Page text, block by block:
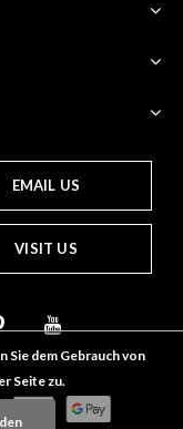
EMAIL US
VISIT US
Sie dem Gebrauch von
Seite zu.